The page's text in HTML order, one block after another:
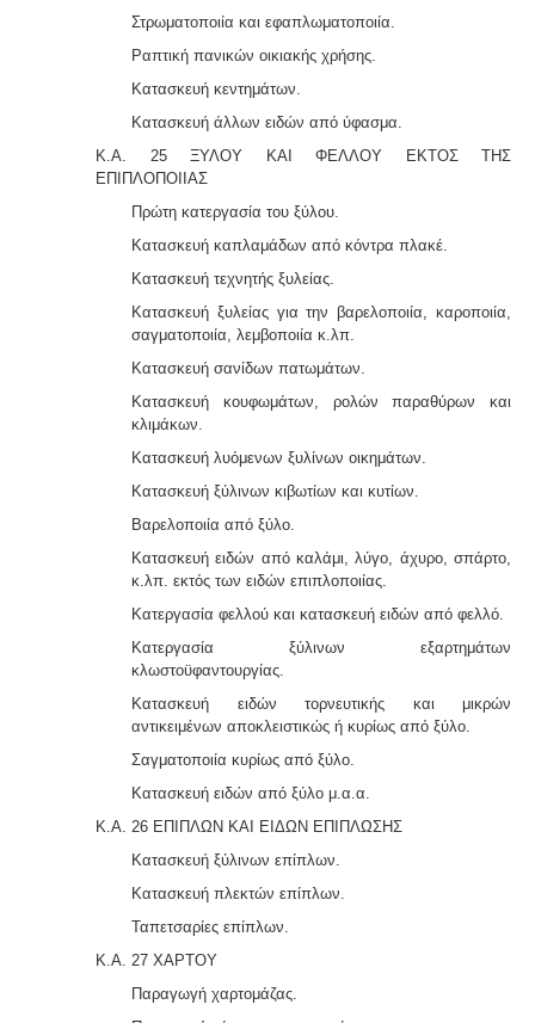
Στρωματοποιία και εφαπλωματοποιία.
Ραπτική πανικών οικιακής χρήσης.
Κατασκευή κεντημάτων.
Κατασκευή άλλων ειδών από ύφασμα.
Κ.Α. 25 ΞΥΛΟΥ ΚΑΙ ΦΕΛΛΟΥ ΕΚΤΟΣ ΤΗΣ
ΕΠΙΠΛΟΠΟΙΙΑΣ
Πρώτη κατεργασία του ξύλου.
Κατασκευή καπλαμάδων από κόντρα πλακέ.
Κατασκευή τεχνητής ξυλείας.
Κατασκευή ξυλείας για την βαρελοποιία, καροποιία,
σαγματοποιία, λεμβοποιία κ.λπ.
Κατασκευή σανίδων πατωμάτων.
Κατασκευή κουφωμάτων, ρολών παραθύρων και
κλιμάκων.
Κατασκευή λυόμενων ξυλίνων οικημάτων.
Κατασκευή ξύλινων κιβωτίων και κυτίων.
Βαρελοποιία από ξύλο.
Κατασκευή ειδών από καλάμι, λύγο, άχυρο, σπάρτο,
κ.λπ. εκτός των ειδών επιπλοποιίας.
Κατεργασία φελλού και κατασκευή ειδών από φελλό.
Κατεργασία ξύλινων εξαρτημάτων
κλωστοϋφαντουργίας.
Κατασκευή ειδών τορνευτικής και μικρών
αντικειμένων αποκλειστικώς ή κυρίως από ξύλο.
Σαγματοποιία κυρίως από ξύλο.
Κατασκευή ειδών από ξύλο μ.α.α.
Κ.Α. 26 ΕΠΙΠΛΩΝ ΚΑΙ ΕΙΔΩΝ ΕΠΙΠΛΩΣΗΣ
Κατασκευή ξύλινων επίπλων.
Κατασκευή πλεκτών επίπλων.
Ταπετσαρίες επίπλων.
Κ.Α. 27 ΧΑΡΤΟΥ
Παραγωγή χαρτομάζας.